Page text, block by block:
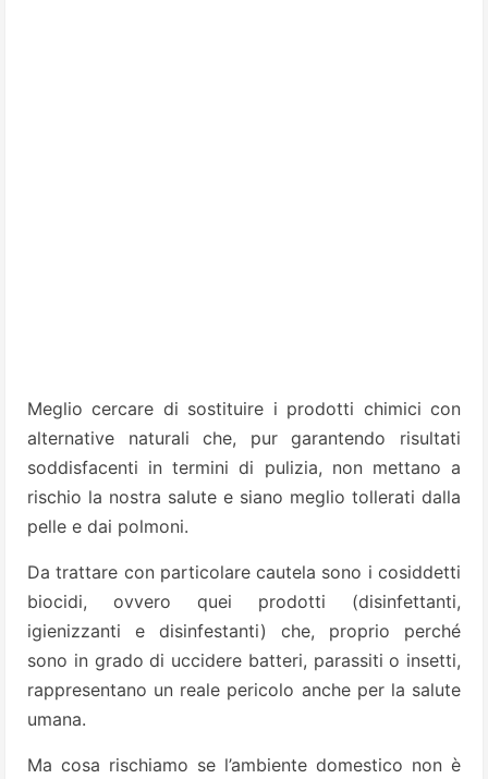
Meglio cercare di sostituire i prodotti chimici con
alternative naturali che, pur garantendo risultati
soddisfacenti in termini di pulizia, non mettano a
rischio la nostra salute e siano meglio tollerati dalla
pelle e dai polmoni.
Da trattare con particolare cautela sono i cosiddetti
biocidi, ovvero quei prodotti (disinfettanti,
igienizzanti e disinfestanti) che, proprio perché
sono in grado di uccidere batteri, parassiti o insetti,
rappresentano un reale pericolo anche per la salute
umana.
Ma cosa rischiamo se l’ambiente domestico non è